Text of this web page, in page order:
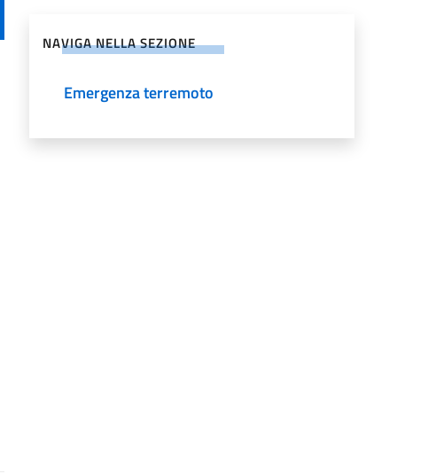
NAVIGA NELLA SEZIONE
Emergenza terremoto